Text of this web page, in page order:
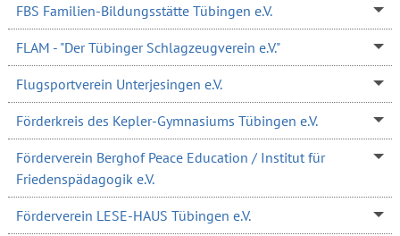
FBS Familien-Bildungsstätte Tübingen e.V.
FLAM - "Der Tübinger Schlagzeugverein e.V."
Flugsportverein Unterjesingen e.V.
Förderkreis des Kepler-Gymnasiums Tübingen e.V.
Förderverein Berghof Peace Education / Institut für
Friedenspädagogik e.V.
Förderverein LESE-HAUS Tübingen e.V.